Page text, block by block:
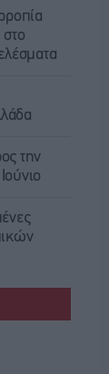
την